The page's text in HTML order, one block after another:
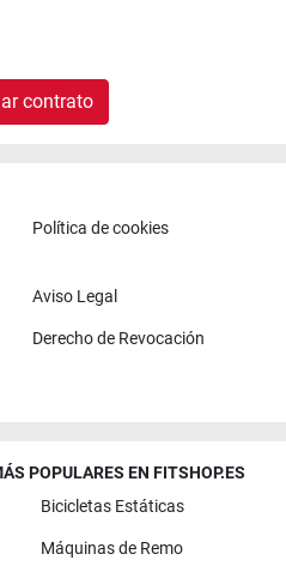
contrato
Política de cookies
Aviso Legal
Derecho de Revocación
POPULARES EN FITSHOP.ES
Bicicletas Estáticas
Máquinas de Remo